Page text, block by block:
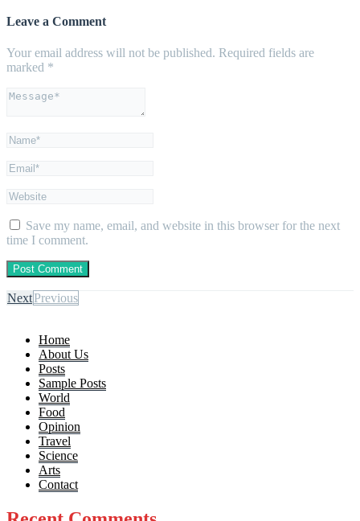
Leave a Comment
Your email address will not be published. Required fields are
marked *
Save my name, email, and website in this browser for the next
time I comment.
NextPrevious
Home
About Us
Posts
Sample Posts
World
Food
Opinion
Travel
Science
Arts
Contact